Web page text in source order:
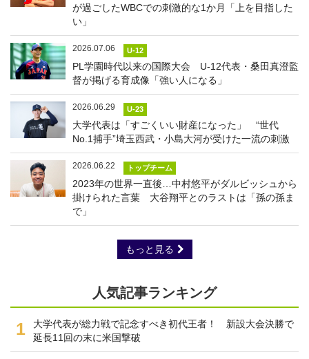
が過ごしたWBCでの刺激的な1か月「上を目指した
い」
2026.07.06 U-12
PL学園時代以来の国際大会 U-12代表・桑田真澄監
督が掲げる育成像「強い人になる」
2026.06.29 U-23
大学代表は「すごくいい財産になった」 “世代
No.1捕手”埼玉西武・小島大河が受けた一流の刺激
2026.06.22 トップチーム
2023年の世界一直後…中村悠平がダルビッシュから
掛けられた言葉 大谷翔平とのラストは「孫の孫ま
で」
もっと見る
人気記事ランキング
1
大学代表が総力戦で記念すべき初代王者！ 新設大会決勝で
延長11回の末に米国撃破